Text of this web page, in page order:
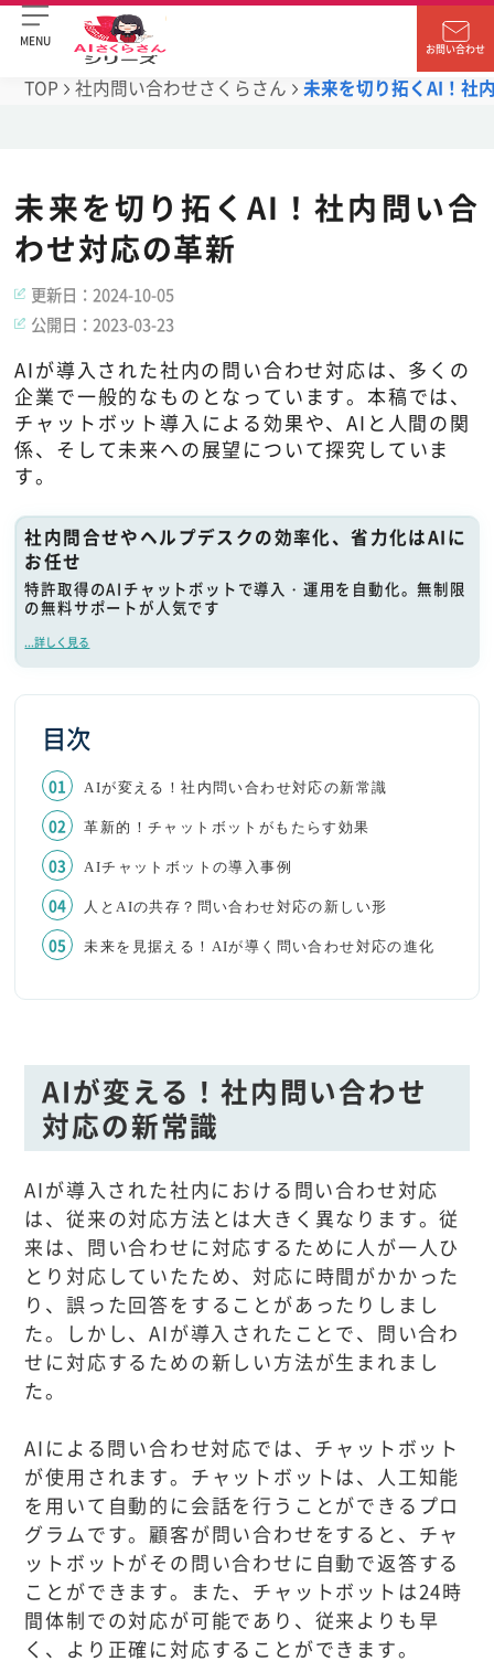
MENU
お問い合わせ
TOP 社内問い合わせさくらさん 未来を切り拓くAI！社
未来を切り拓くAI！社内問い合
わせ対応の革新
更新日：2024-10-05
公開日：2023-03-23
AIが導入された社内の問い合わせ対応は、多くの
企業で一般的なものとなっています。本稿では、
チャットボット導入による効果や、AIと人間の関
係、そして未来への展望について探究していま
す。
社内問合せやヘルプデスクの効率化、省力化はAIに
お任せ
特許取得のAIチャットボットで導入・運用を自動化。無制限
の無料サポートが人気です
...詳しく見る
目次
AIが変える！社内問い合わせ対応の新常識
革新的！チャットボットがもたらす効果
AIチャットボットの導入事例
人とAIの共存？問い合わせ対応の新しい形
未来を見据える！AIが導く問い合わせ対応の進化
AIが変える！社内問い合わせ
対応の新常識
AIが導入された社内における問い合わせ対応
は、従来の対応方法とは大きく異なります。従
来は、問い合わせに対応するために人が一人ひ
とり対応していたため、対応に時間がかかった
り、誤った回答をすることがあったりしまし
た。しかし、AIが導入されたことで、問い合わ
せに対応するための新しい方法が生まれまし
た。
AIによる問い合わせ対応では、チャットボット
が使用されます。チャットボットは、人工知能
を用いて自動的に会話を行うことができるプロ
グラムです。顧客が問い合わせをすると、チャ
ットボットがその問い合わせに自動で返答する
ことができます。また、チャットボットは24時
間体制での対応が可能であり、従来よりも早
く、より正確に対応することができます。